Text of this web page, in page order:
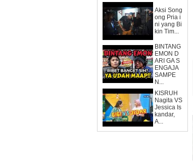
Aksi Song
ong Pria i
ni yang Bi
kin Tim...
BINTANG
EMON D
ARI GA S
ENGAJA
SAMPE
N...
KISRUH
Nagita VS
Jessica Is
kandar,
A...